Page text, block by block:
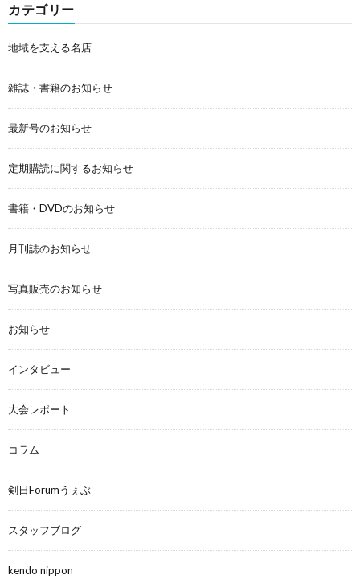
カテゴリー
地域を支える名店
雑誌・書籍のお知らせ
最新号のお知らせ
定期購読に関するお知らせ
書籍・DVDのお知らせ
月刊誌のお知らせ
写真販売のお知らせ
お知らせ
インタビュー
大会レポート
コラム
剣日Forumうぇぶ
スタッフブログ
kendo nippon